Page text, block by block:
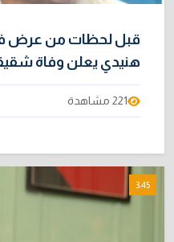
قبل لحظات من عرض
هنيدي يعلن وفاة
221 مشاهدة
3:45